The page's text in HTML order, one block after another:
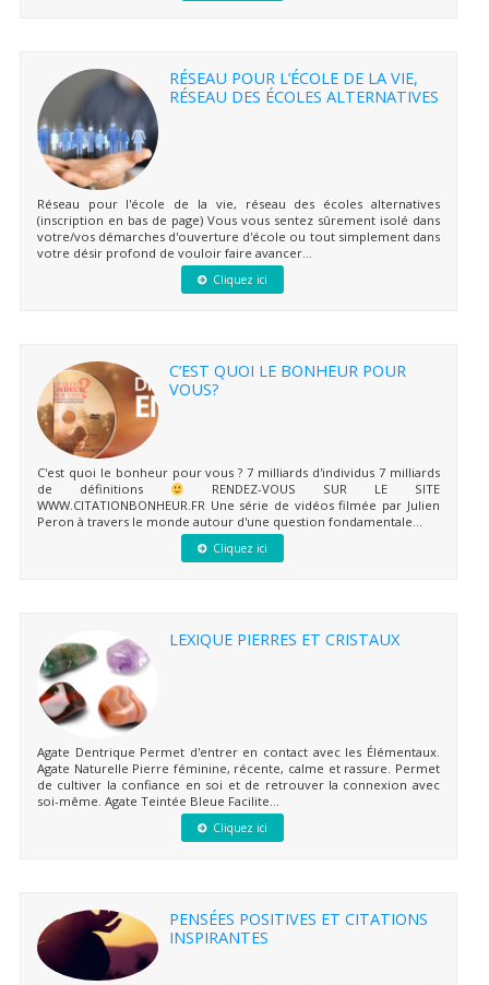
RÉSEAU POUR L’ÉCOLE DE LA VIE,
RÉSEAU DES ÉCOLES ALTERNATIVES
Réseau pour l'école de la vie, réseau des écoles alternatives
(inscription en bas de page) Vous vous sentez sûrement isolé dans
votre/vos démarches d'ouverture d'école ou tout simplement dans
votre désir profond de vouloir faire avancer...
Cliquez ici
C’EST QUOI LE BONHEUR POUR
VOUS?
C'est quoi le bonheur pour vous ? 7 milliards d'individus 7 milliards
de définitions
RENDEZ-VOUS SUR LE SITE
WWW.CITATIONBONHEUR.FR Une série de vidéos filmée par Julien
Peron à travers le monde autour d'une question fondamentale...
Cliquez ici
LEXIQUE PIERRES ET CRISTAUX
Agate Dentrique Permet d'entrer en contact avec les Élémentaux.
Agate Naturelle Pierre féminine, récente, calme et rassure. Permet
de cultiver la confiance en soi et de retrouver la connexion avec
soi-même. Agate Teintée Bleue Facilite...
Cliquez ici
PENSÉES POSITIVES ET CITATIONS
INSPIRANTES